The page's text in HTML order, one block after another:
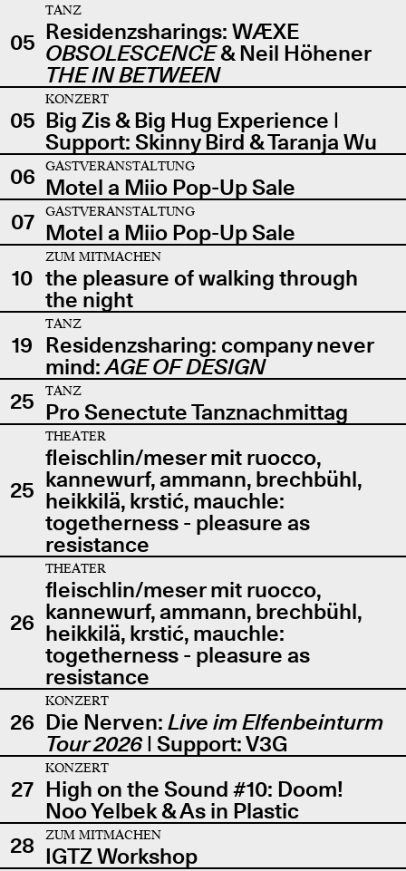
05
TANZ
Residenzsharings: WÆXE
OBSOLESCENCE& Neil Höhener
THE IN BETWEEN
05
KONZERT
Big Zis & Big Hug Experience |
Support: Skinny Bird & Taranja Wu
06
GASTVERANSTALTUNG
Motel a Miio Pop-Up Sale
07
GASTVERANSTALTUNG
Motel a Miio Pop-Up Sale
10
ZUM MITMACHEN
the pleasure of walking through
the night
19
TANZ
Residenzsharing: company never
mind:AGE OF DESIGN
25
TANZ
Pro Senectute Tanznachmittag
25
THEATER
fleischlin/meser mit ruocco,
kannewurf, ammann, brechbühl,
heikkilä, krstić, mauchle:
togetherness - pleasure as
resistance
26
THEATER
fleischlin/meser mit ruocco,
kannewurf, ammann, brechbühl,
heikkilä, krstić, mauchle:
togetherness - pleasure as
resistance
26
KONZERT
Die Nerven: Live im Elfenbeinturm
Tour 2026| Support: V3G
27
KONZERT
High on the Sound #10: Doom!
Noo Yelbek & As in Plastic
28
ZUM MITMACHEN
IGTZ Workshop